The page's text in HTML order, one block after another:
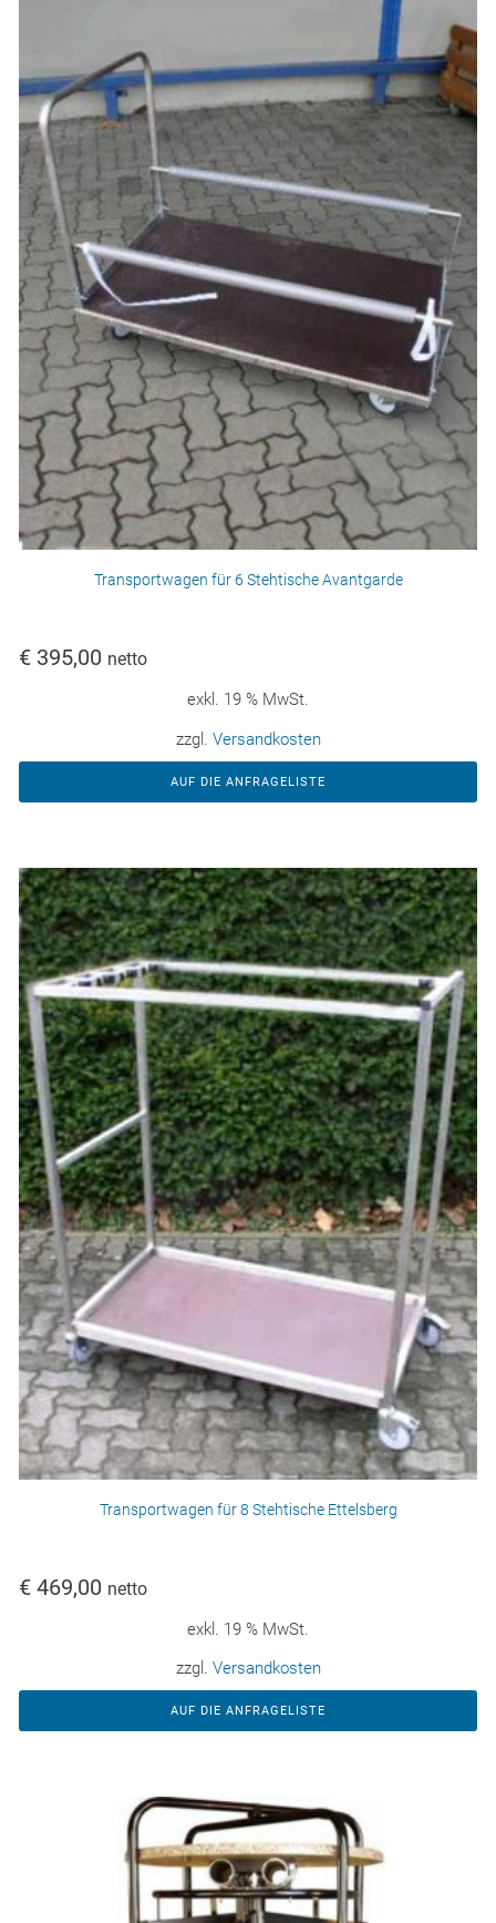
Transportwagen für 6 Stehtische Avantgarde
€ 395,00 netto
exkl. 19 % MwSt.
zzgl. Versandkosten
AUF DIE ANFRAGELISTE
Transportwagen für 8 Stehtische Ettelsberg
€ 469,00 netto
exkl. 19 % MwSt.
zzgl. Versandkosten
AUF DIE ANFRAGELISTE